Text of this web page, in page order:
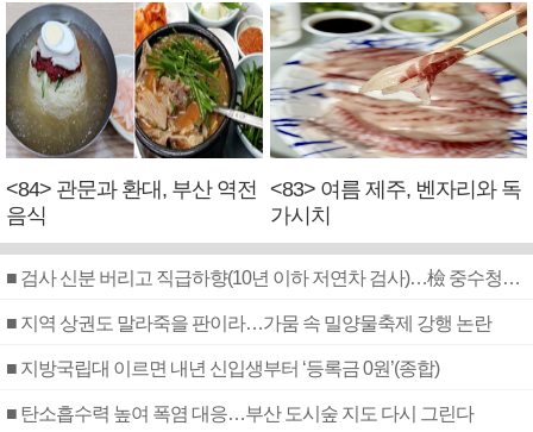
<84> 관문과 환대, 부산 역전
음식
<83> 여름 제주, 벤자리와 독
가시치
■ 검사 신분 버리고 직급하향(10년 이하 저연차 검사)…檢 중수청행 기피
■ 지역 상권도 말라죽을 판이라…가뭄 속 밀양물축제 강행 논란
■ 지방국립대 이르면 내년 신입생부터 ‘등록금 0원’(종합)
■ 탄소흡수력 높여 폭염 대응…부산 도시숲 지도 다시 그린다